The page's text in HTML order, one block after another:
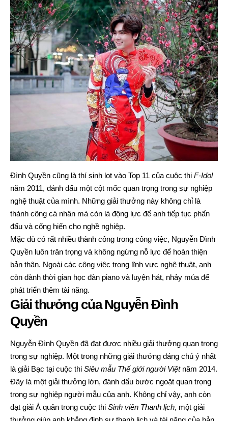
Đình Quyền cũng là thí sinh lọt vào Top 11 của cuộc thi F-Idol
năm 2011, đánh dấu một cột mốc quan trọng trong sự nghiệp
nghệ thuật của mình. Những giải thưởng này không chỉ là
thành công cá nhân mà còn là động lực để anh tiếp tục phấn
đấu và cống hiến cho nghề nghiệp.
Mặc dù có rất nhiều thành công trong công việc, Nguyễn Đình
Quyền luôn trân trọng và không ngừng nỗ lực để hoàn thiện
bản thân. Ngoài các công việc trong lĩnh vực nghệ thuật, anh
còn dành thời gian học đàn piano và luyện hát, nhảy múa để
phát triển thêm tài năng.
Giải thưởng của Nguyễn Đình
Quyền
Nguyễn Đình Quyền đã đạt được nhiều giải thưởng quan trọng
trong sự nghiệp. Một trong những giải thưởng đáng chú ý nhất
là giải Bạc tại cuộc thi Siêu mẫu Thế giới người Việtnăm 2014.
Đây là một giải thưởng lớn, đánh dấu bước ngoặt quan trọng
trong sự nghiệp người mẫu của anh. Không chỉ vậy, anh còn
đạt giải Á quân trong cuộc thi Sinh viên Thanh lịch, một giải